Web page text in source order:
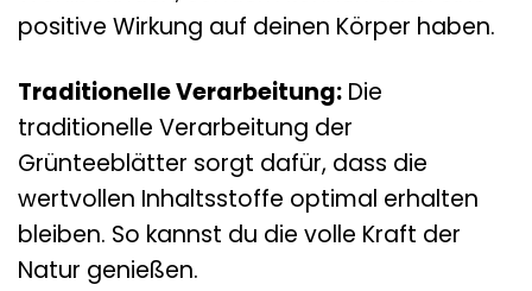
positive Wirkung auf deinen Körper haben.
Traditionelle Verarbeitung: Die
traditionelle Verarbeitung der
Grünteeblätter sorgt dafür, dass die
wertvollen Inhaltsstoffe optimal erhalten
bleiben. So kannst du die volle Kraft der
Natur genießen.